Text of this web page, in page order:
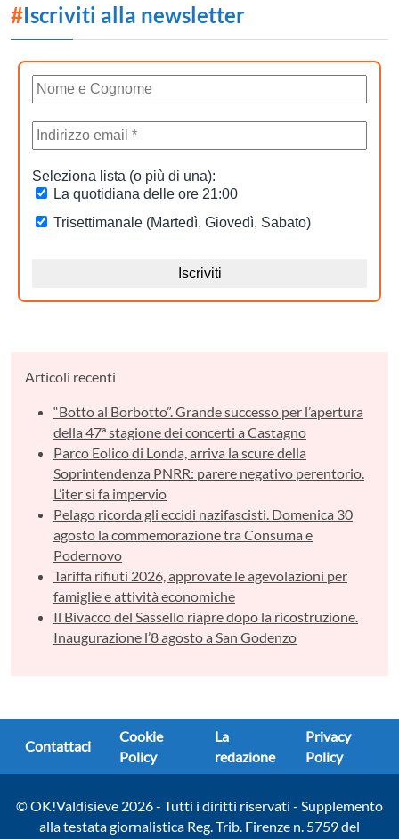
#Iscriviti alla newsletter
Articoli recenti
“Botto al Borbotto”. Grande successo per l’apertura
della 47ª stagione dei concerti a Castagno
Parco Eolico di Londa, arriva la scure della
Soprintendenza PNRR: parere negativo perentorio.
L’iter si fa impervio
Pelago ricorda gli eccidi nazifascisti. Domenica 30
agosto la commemorazione tra Consuma e
Podernovo
Tariffa rifiuti 2026, approvate le agevolazioni per
famiglie e attività economiche
Il Bivacco del Sassello riapre dopo la ricostruzione.
Inaugurazione l’8 agosto a San Godenzo
Contattaci
Cookie
Policy
La
redazione
Privacy
Policy
© OK!Valdisieve 2026 - Tutti i diritti riservati - Supplemento
alla testata giornalistica Reg. Trib. Firenze n. 5759 del